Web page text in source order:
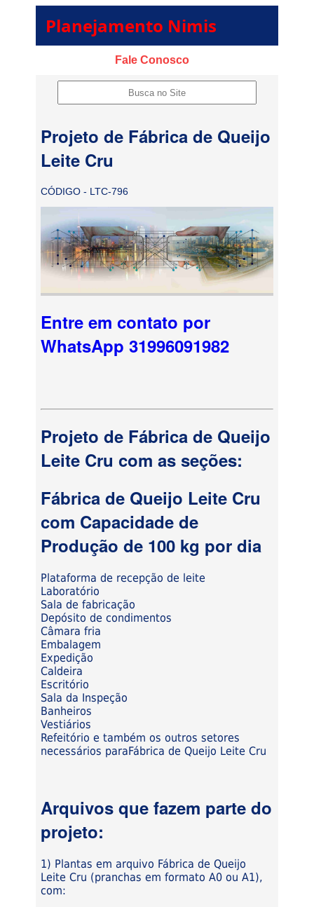
Planejamento Nimis
Fale Conosco
Projeto de Fábrica de Queijo
Leite Cru
CÓDIGO - LTC-796
Entre em contato por
WhatsApp 31996091982
Projeto de Fábrica de Queijo
Leite Cru com as seções:
Fábrica de Queijo Leite Cru
com Capacidade de
Produção de 100 kg por dia
Plataforma de recepção de leite
Laboratório
Sala de fabricação
Depósito de condimentos
Câmara fria
Embalagem
Expedição
Caldeira
Escritório
Sala da Inspeção
Banheiros
Vestiários
Refeitório e também os outros setores
necessários paraFábrica de Queijo Leite Cru
Arquivos que fazem parte do
projeto:
1) Plantas em arquivo Fábrica de Queijo
Leite Cru (pranchas em formato A0 ou A1),
com: